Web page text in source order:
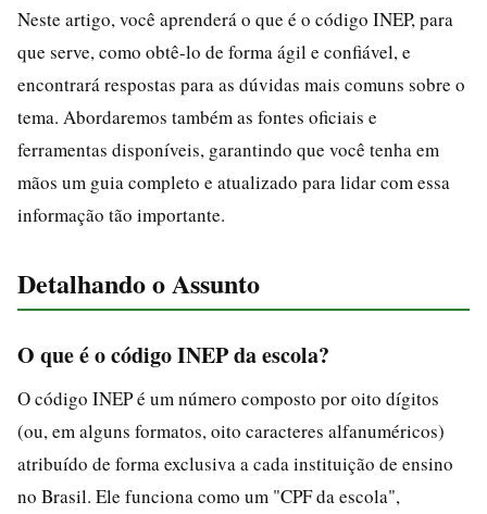
Neste artigo, você aprenderá o que é o código INEP, para
que serve, como obtê-lo de forma ágil e confiável, e
encontrará respostas para as dúvidas mais comuns sobre o
tema. Abordaremos também as fontes oficiais e
ferramentas disponíveis, garantindo que você tenha em
mãos um guia completo e atualizado para lidar com essa
informação tão importante.
Detalhando o Assunto
O que é o código INEP da escola?
O código INEP é um número composto por oito dígitos
(ou, em alguns formatos, oito caracteres alfanuméricos)
atribuído de forma exclusiva a cada instituição de ensino
no Brasil. Ele funciona como um "CPF da escola",